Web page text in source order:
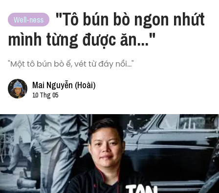
Well-ness
"Tô bún bò ngon nhứt
mình từng được ăn..."
"Một tô bún bò ế, vét từ đáy nồi..."
Mai Nguyễn (Hoài)
10 Thg 05